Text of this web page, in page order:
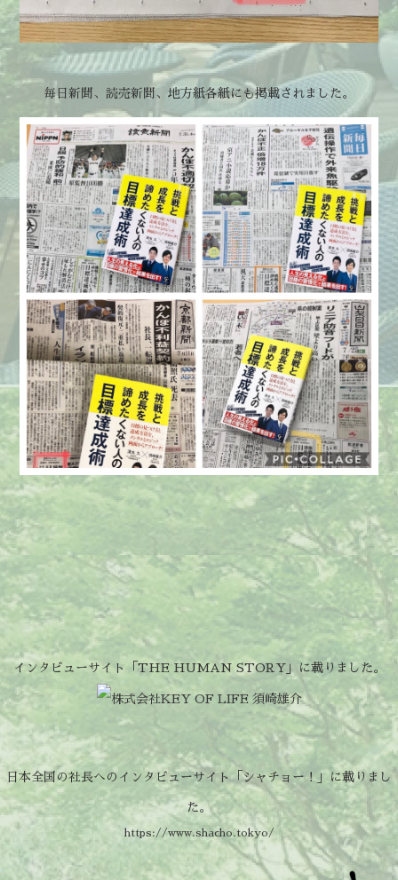
毎日新聞、読売新聞、地方紙各紙にも掲載されました。
インタビューサイト「THE HUMAN STORY」に載りました。
日本全国の社長へのインタビューサイト「シャチョー！」に載りまし
た。
https://www.shacho.tokyo/